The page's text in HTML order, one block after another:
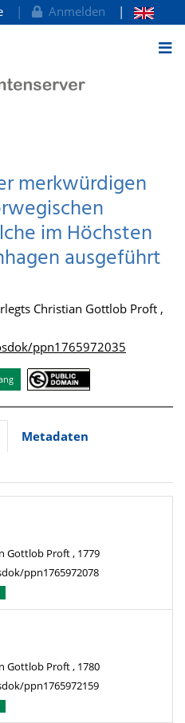
Anmelden
merkwürdigen
im Höchsten
ausgeführt
Christian Gottlob Proft ,
ppn1765972035
Metadaten
Gottlob Proft , 1779
ppn1765972078
Gottlob Proft , 1780
ppn1765972159